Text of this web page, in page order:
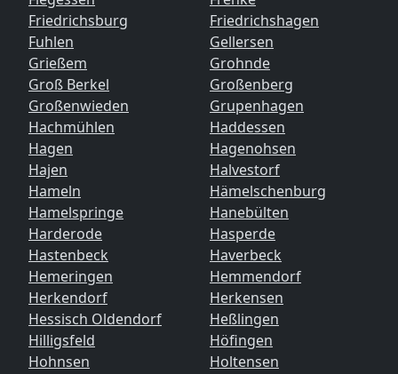
Friedrichsburg
Friedrichshagen
Fuhlen
Gellersen
Grießem
Grohnde
Groß Berkel
Großenberg
Großenwieden
Grupenhagen
Hachmühlen
Haddessen
Hagen
Hagenohsen
Hajen
Halvestorf
Hameln
Hämelschenburg
Hamelspringe
Hanebülten
Harderode
Hasperde
Hastenbeck
Haverbeck
Hemeringen
Hemmendorf
Herkendorf
Herkensen
Hessisch Oldendorf
Heßlingen
Hilligsfeld
Höfingen
Hohnsen
Holtensen